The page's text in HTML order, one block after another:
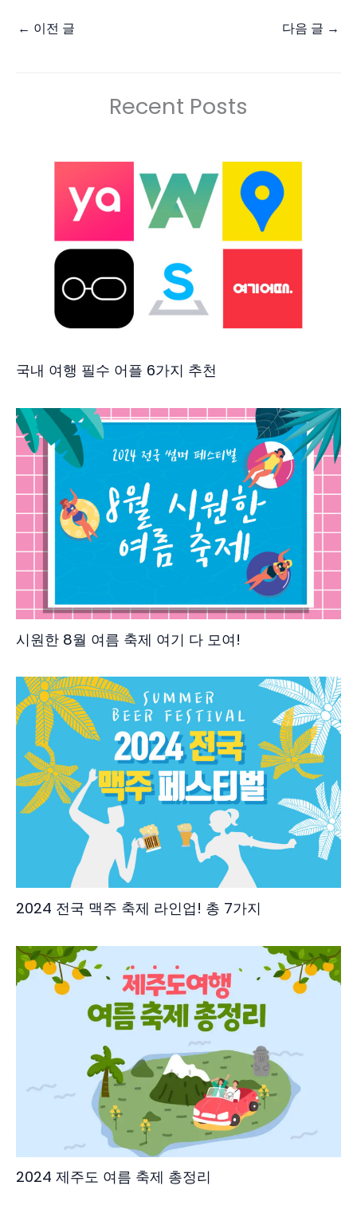
← 이전 글 다음 글 →
Recent Posts
국내 여행 필수 어플 6가지 추천
시원한 8월 여름 축제 여기 다 모여!
2024 전국 맥주 축제 라인업! 총 7가지
2024 제주도 여름 축제 총정리